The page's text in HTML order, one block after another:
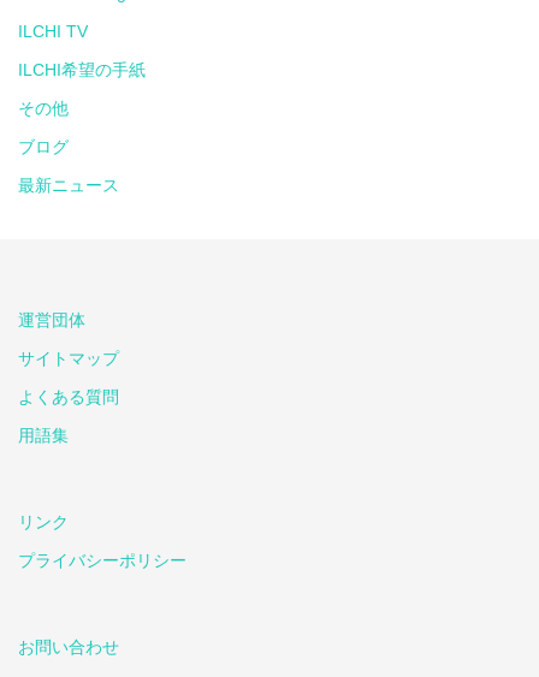
ILCHI TV
ILCHI希望の手紙
その他
ブログ
最新ニュース
運営団体
サイトマップ
よくある質問
用語集
リンク
プライバシーポリシー
お問い合わせ